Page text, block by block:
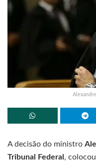
A decisão do ministro
Tribunal Federal ,